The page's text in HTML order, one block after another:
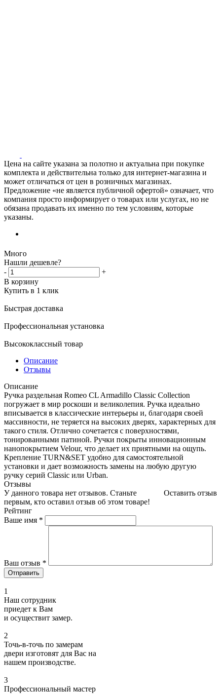
Цена на сайте указана за полотно и актуальна при покупке
комплекта и действительна только для интернет-магазина и
может отличаться от цен в розничных магазинах.
Предложение «не является публичной офертой» означает, что
компания просто информирует о товарах или услугах, но не
обязана продавать их именно по тем условиям, которые
указаны.
Много
Нашли дешевле?
-
+
В корзину
Купить в 1 клик
Быстрая доставка
Профессиональная установка
Высококлассный товар
Описание
Отзывы
Описание
Ручка раздельная Romeo CL Armadillo Classic Collection
погружает в мир роскоши и великолепия. Ручка идеально
вписывается в классические интерьеры и, благодаря своей
массивности, не теряется на высоких дверях, характерных для
такого стиля. Отлично сочетается с поверхностями,
тонированными патиной. Ручки покрыты инновационным
нанопокрытием Velour, что делает их приятными на ощупь.
Крепление TURN&SET удобно для самостоятельной
установки и дает возможность замены на любую другую
ручку серий Classic или Urban.
Отзывы
Оставить отзыв
У данного товара нет отзывов. Станьте
первым, кто оставил отзыв об этом товаре!
Рейтинг
Ваше имя *
Ваш отзыв *
1
Наш сотрудник
приедет к Вам
и осуществит замер.
2
Точь-в-точь по замерам
двери изготовят для Вас на
нашем производстве.
3
Профессиональный мастер